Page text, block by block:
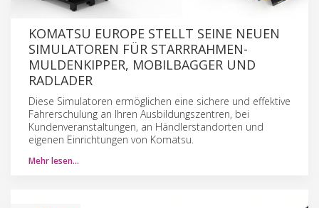
KOMATSU EUROPE STELLT SEINE NEUEN
SIMULATOREN FÜR STARRRAHMEN-
MULDENKIPPER, MOBILBAGGER UND
RADLADER
Diese Simulatoren ermöglichen eine sichere und effektive
Fahrerschulung an Ihren Ausbildungszentren, bei
Kundenveranstaltungen, an Händlerstandorten und
eigenen Einrichtungen von Komatsu.
Mehr lesen…